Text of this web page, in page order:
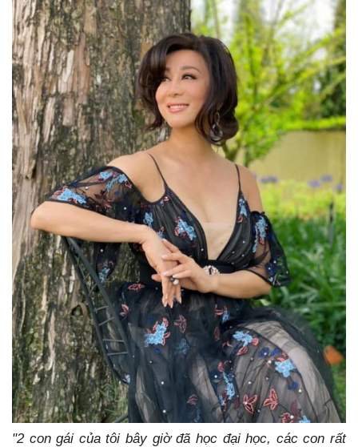
"2 con gái của tôi bây giờ đã học đại học, các con rất